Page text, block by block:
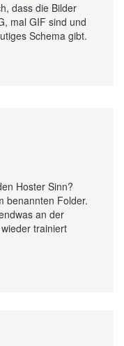
dass die Bilder
mal GIF sind und
Schema gibt.
Hoster Sinn?
benannten Folder.
an der
trainiert